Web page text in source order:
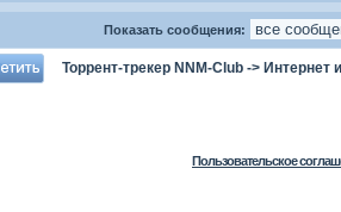
Показать сообщения:
Торрент-трекер NNM-Club -> Интернет
Пользовательское